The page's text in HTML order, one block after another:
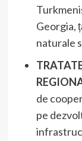
Georgia,
naturale
de
pe